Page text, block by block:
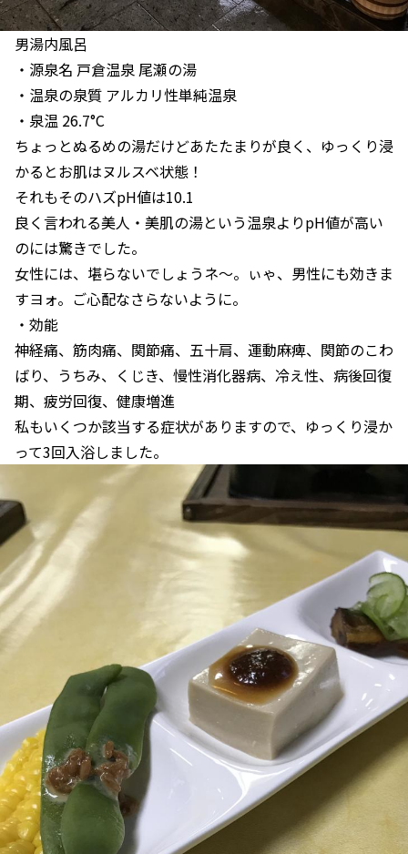
男湯内風呂
・源泉名 戸倉温泉 尾瀬の湯
・温泉の泉質 アルカリ性単純温泉
・泉温 26.7°C
ちょっとぬるめの湯だけどあたたまりが良く、ゆっくり浸
かるとお肌はヌルスベ状態！
それもそのハズpH値は10.1
良く言われる美人・美肌の湯という温泉よりpH値が高い
のには驚きでした。
女性には、堪らないでしょうネ〜。ぃゃ、男性にも効きま
すヨォ。ご心配なさらないように。
・効能
神経痛、筋肉痛、関節痛、五十肩、運動麻痺、関節のこわ
ばり、うちみ、くじき、慢性消化器病、冷え性、病後回復
期、疲労回復、健康増進
私もいくつか該当する症状がありますので、ゆっくり浸か
って3回入浴しました。